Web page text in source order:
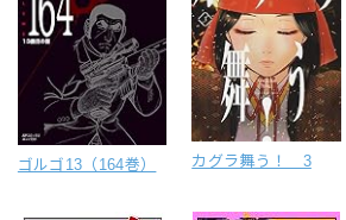
ゴルゴ13（164巻） カグラ舞う！ 3